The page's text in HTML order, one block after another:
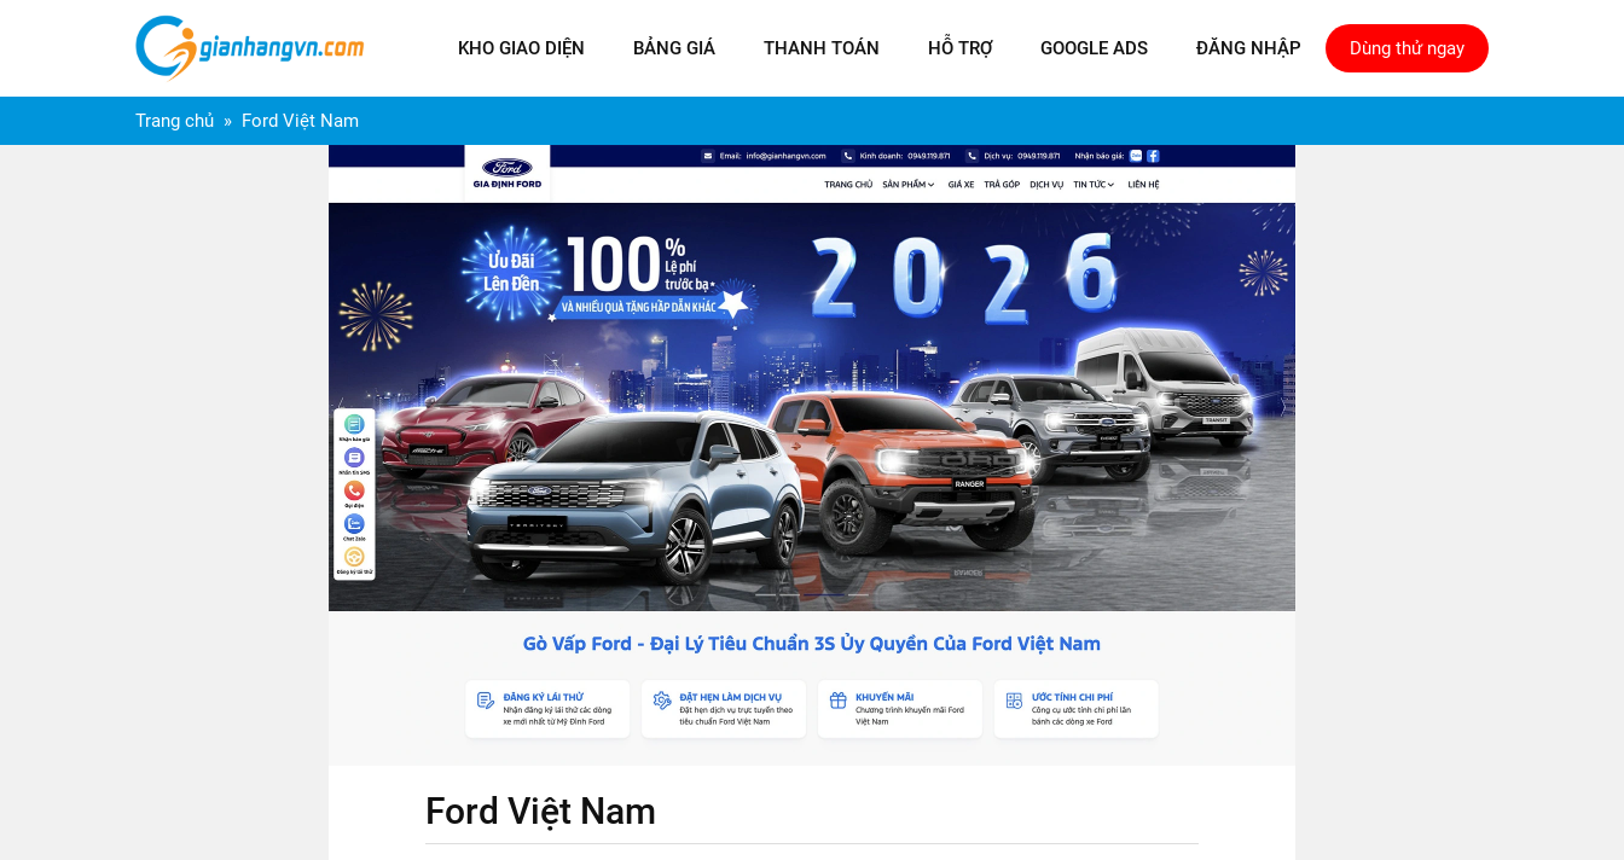
KHO GIAO DIỆN BẢNG GIÁ THANH TOÁN HỖ TRỢ GOOGLE ADS ĐĂNG NHẬP Dùng thử ngay
Trang chủ Ford Việt Nam
Ford Việt Nam